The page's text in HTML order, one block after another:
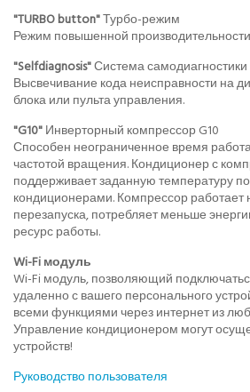
"TURBO button"Турбо-режим
Режим повышенной
"Selfdiagnosis"Система самодиагностики
Высвечивание кода неисправности на
блока или пульта управления.
"G10"Инверторный компрессор G10
Способен неограниченное время
частотой вращения. Кондиционер с
поддерживает заданную температуру
кондиционерами. Компрессор работает
перезапуска, потребляет меньше
ресурс работы.
Wi-Fi модуль
Wi-Fi модуль, позволяющий
удаленно с вашего персонального
всеми функциями через интернет из
Управление кондиционером могут
устройств!
Руководство пользователя